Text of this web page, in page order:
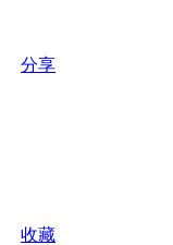
分享
收藏